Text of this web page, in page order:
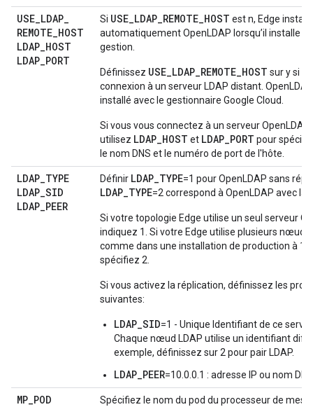
USE_LDAP_
REMOTE_HOST
LDAP_HOST
LDAP_PORT
Si USE_LDAP_REMOTE_HOST est n, Edge installe
automatiquement OpenLDAP lorsqu’il installe le
gestion.
Définissez USE_LDAP_REMOTE_HOST sur y si
connexion à un serveur LDAP distant.
installé avec le gestionnaire Google Cloud.
Si vous vous connectez à un serveur
utilisez LDAP_HOST et LDAP_PORT pour
le nom DNS et le numéro de port de l'hôte.
LDAP_TYPE
LDAP_SID
LDAP_PEER
Définir LDAP_TYPE=1 pour OpenLDAP sans
LDAP_TYPE=2 correspond à OpenLDAP avec la
Si votre topologie Edge utilise un seul serveur
indiquez 1. Si votre Edge utilise plusieurs nœuds
comme dans une installation de production à
spécifiez 2.
Si vous activez la réplication, définissez les
suivantes:
LDAP_SID=1 - Unique Identifiant de ce
Chaque nœud LDAP utilise un identifiant
exemple, définissez sur 2 pour pair LDAP.
LDAP_PEER=10.0.0.1 : adresse IP ou nom
MP_POD
Spécifiez le nom du pod du processeur de